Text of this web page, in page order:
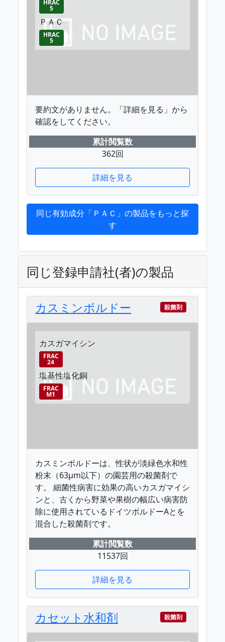
HRAC
5
ＰＡＣ
HRAC
5
要約文がありません。「詳細を見る」から
確認をしてください。
累計閲覧数
362回
詳細を見る
同じ有効成分「ＰＡＣ」の製品をもっと探
す
同じ登録申請社(者)の製品
カスミンボルドー 殺菌剤
カスガマイシン
FRAC
24
塩基性塩化銅
FRAC
M1
カスミンボルドーは、性状が淡緑色水和性
粉末（63μm以下）の園芸用の殺菌剤で
す。 細菌性病害に効果の高いカスガマイシ
ンと、古くから野菜や果樹の幅広い病害防
除に使用されているドイツボルドーAとを
混合した殺菌剤です。
累計閲覧数
11537回
詳細を見る
カセット水和剤 殺菌剤